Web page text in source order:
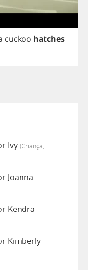
cuckoo hatches
Ivy (criança,
Joanna
Kendra
Kimberly